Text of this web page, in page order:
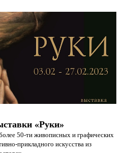
«Руки»
50-ти живописных и графических
прикладного искусства из